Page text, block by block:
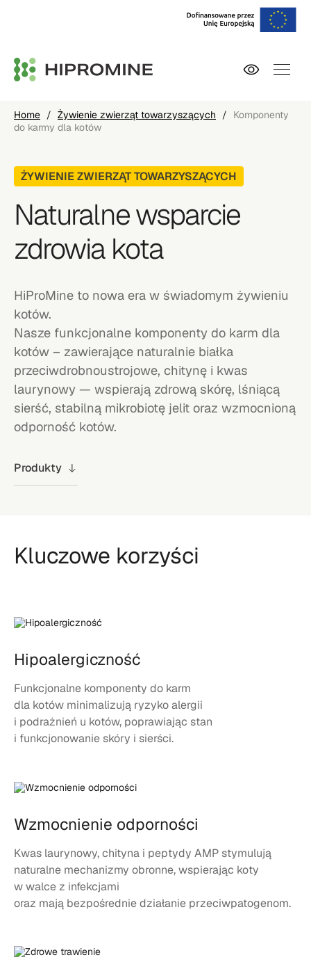
Home / Żywienie zwierząt towarzyszących /
Komponenty
do karmy dla kotów
ŻYWIENIE ZWIERZĄT TOWARZYSZĄCYCH
Naturalne wsparcie
zdrowia kota
HiProMine to nowa era w świadomym żywieniu
kotów.
Nasze funkcjonalne komponenty do karm dla
kotów – zawierające naturalnie białka
przeciwdrobnoustrojowe, chitynę i kwas
laurynowy — wspierają zdrową skórę, lśniącą
sierść, stabilną mikrobiotę jelit oraz wzmocnioną
odporność kotów.
Produkty
Kluczowe korzyści
Hipoalergiczność
Funkcjonalne komponenty do karm
dla kotów minimalizują ryzyko alergii
i podrażnień u kotów, poprawiając stan
i funkcjonowanie skóry i sierści.
Wzmocnienie odporności
Kwas laurynowy, chityna i peptydy AMP stymulują
naturalne mechanizmy obronne, wspierając koty
w walce z infekcjami
oraz mają bezpośrednie działanie przeciwpatogenom.